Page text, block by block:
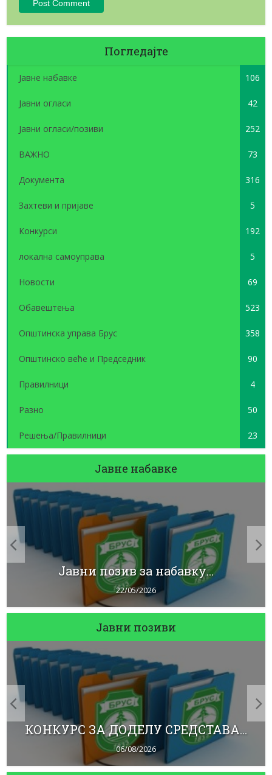
Погледајте
Јавне набавке 106
Јавни огласи 42
Јавни огласи/позиви 252
ВАЖНО 73
Документа 316
Захтеви и пријаве 5
Конкурси 192
локална самоуправа 5
Новости 69
Обавештења 523
Општинска управа Брус 358
Општинско веће и Председник 90
Правилници 4
Разно 50
Решења/Правилници 23
Јавне набавке
Јавни позив за набавку...
22/05/2026
Јавни позиви
КОНКУРС ЗА ДОДЕЛУ СРЕДСТАВА...
06/08/2026